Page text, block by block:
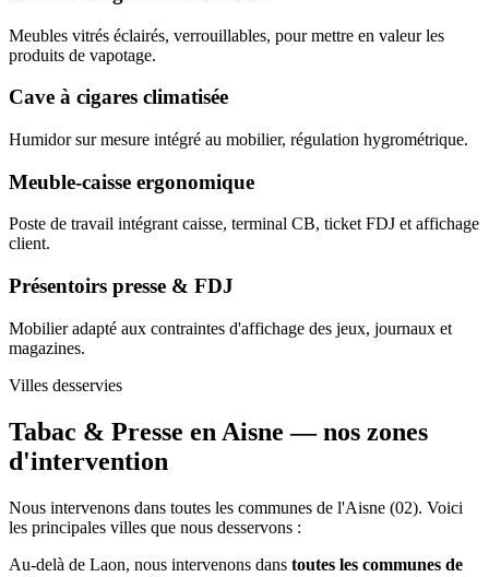
Meubles vitrés éclairés, verrouillables, pour mettre en valeur les
produits de vapotage.
Cave à cigares climatisée
Humidor sur mesure intégré au mobilier, régulation hygrométrique.
Meuble-caisse ergonomique
Poste de travail intégrant caisse, terminal CB, ticket FDJ et affichage
client.
Présentoirs presse & FDJ
Mobilier adapté aux contraintes d'affichage des jeux, journaux et
magazines.
Villes desservies
Tabac & Presse en Aisne —nos zones
d'intervention
Nous intervenons dans toutes les communes de l'Aisne (02). Voici
les principales villes que nous desservons :
Au-delà de Laon, nous intervenons dans toutes les communes de